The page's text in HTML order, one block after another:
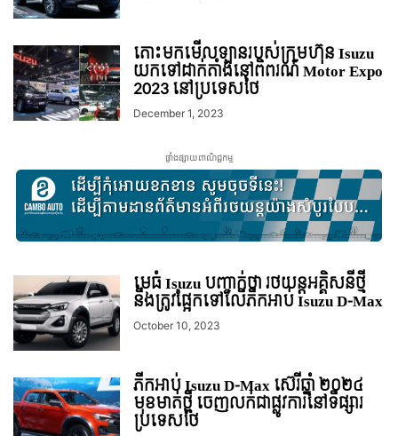
តោះមកមើលឡានរបស់ក្រុមហ៊ុន Isuzu
យកទៅដាក់តាំងនៅពិពរណ៌ Motor Expo
2023 នៅប្រទេសថៃ
December 1, 2023
ផ្ទាំងផ្សាយពាណិជ្ជកម្ម
មេធំ Isuzu បញ្ជាក់ថា ​រថយន្ត​អគ្គិសនី​ថ្មី​
នឹង​ត្រូវ​ផ្អែកទៅលើភីកអាប់ Isuzu D-Max
October 10, 2023
ភីកអាប់ Isuzu D-Max ស៊េរីឆ្នាំ ២០២៤
មុខមាត់ថ្មី ចេញលក់ជាផ្លូវការនៅទីផ្សារ
ប្រទេសថៃ